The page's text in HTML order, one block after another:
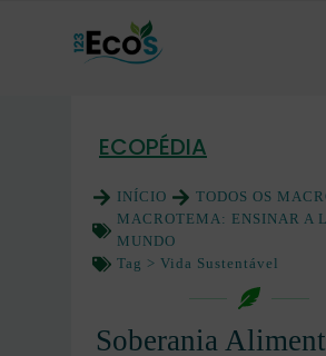
ECOPÉDIA
INÍCIO
TODOS OS
MACROTEMA: ENSINAR A
MUNDO
Tag > Vida Sustentável
Soberania